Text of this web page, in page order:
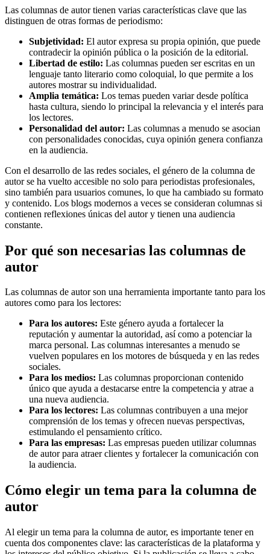
Las columnas de autor tienen varias características clave que las
distinguen de otras formas de periodismo:
Subjetividad: El autor expresa su propia opinión, que puede
contradecir la opinión pública o la posición de la editorial.
Libertad de estilo: Las columnas pueden ser escritas en un
lenguaje tanto literario como coloquial, lo que permite a los
autores mostrar su individualidad.
Amplia temática: Los temas pueden variar desde política
hasta cultura, siendo lo principal la relevancia y el interés para
los lectores.
Personalidad del autor: Las columnas a menudo se asocian
con personalidades conocidas, cuya opinión genera confianza
en la audiencia.
Con el desarrollo de las redes sociales, el género de la columna de
autor se ha vuelto accesible no solo para periodistas profesionales,
sino también para usuarios comunes, lo que ha cambiado su formato
y contenido. Los blogs modernos a veces se consideran columnas si
contienen reflexiones únicas del autor y tienen una audiencia
constante.
Por qué son necesarias las columnas de
autor
Las columnas de autor son una herramienta importante tanto para los
autores como para los lectores:
Para los autores: Este género ayuda a fortalecer la
reputación y aumentar la autoridad, así como a potenciar la
marca personal. Las columnas interesantes a menudo se
vuelven populares en los motores de búsqueda y en las redes
sociales.
Para los medios: Las columnas proporcionan contenido
único que ayuda a destacarse entre la competencia y atrae a
una nueva audiencia.
Para los lectores: Las columnas contribuyen a una mejor
comprensión de los temas y ofrecen nuevas perspectivas,
estimulando el pensamiento crítico.
Para las empresas: Las empresas pueden utilizar columnas
de autor para atraer clientes y fortalecer la comunicación con
la audiencia.
Cómo elegir un tema para la columna de
autor
Al elegir un tema para la columna de autor, es importante tener en
cuenta dos componentes clave: las características de la plataforma y